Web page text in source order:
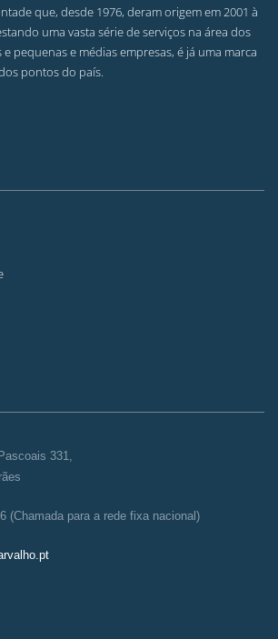
que, desde 1976, deram origem em 2001 à
uma vasta série de serviços na área dos
pequenas e médias empresas, é já uma marca
pontos do país.
331,
(Chamada para a rede fixa nacional)